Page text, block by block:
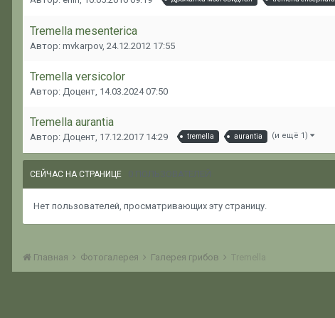
Tremella mesenterica
Автор: mvkarpov, 24.12.2012 17:55
Tremella versicolor
Автор: Доцент, 14.03.2024 07:50
Tremella aurantia
Автор: Доцент, 17.12.2017 14:29 tremella aurantia (и ещё 1)
СЕЙЧАС НА СТРАНИЦЕ 0 ПОЛЬЗОВАТЕЛЕЙ
Нет пользователей, просматривающих эту страницу.
Главная Фотогалерея Галерея грибов Tremella